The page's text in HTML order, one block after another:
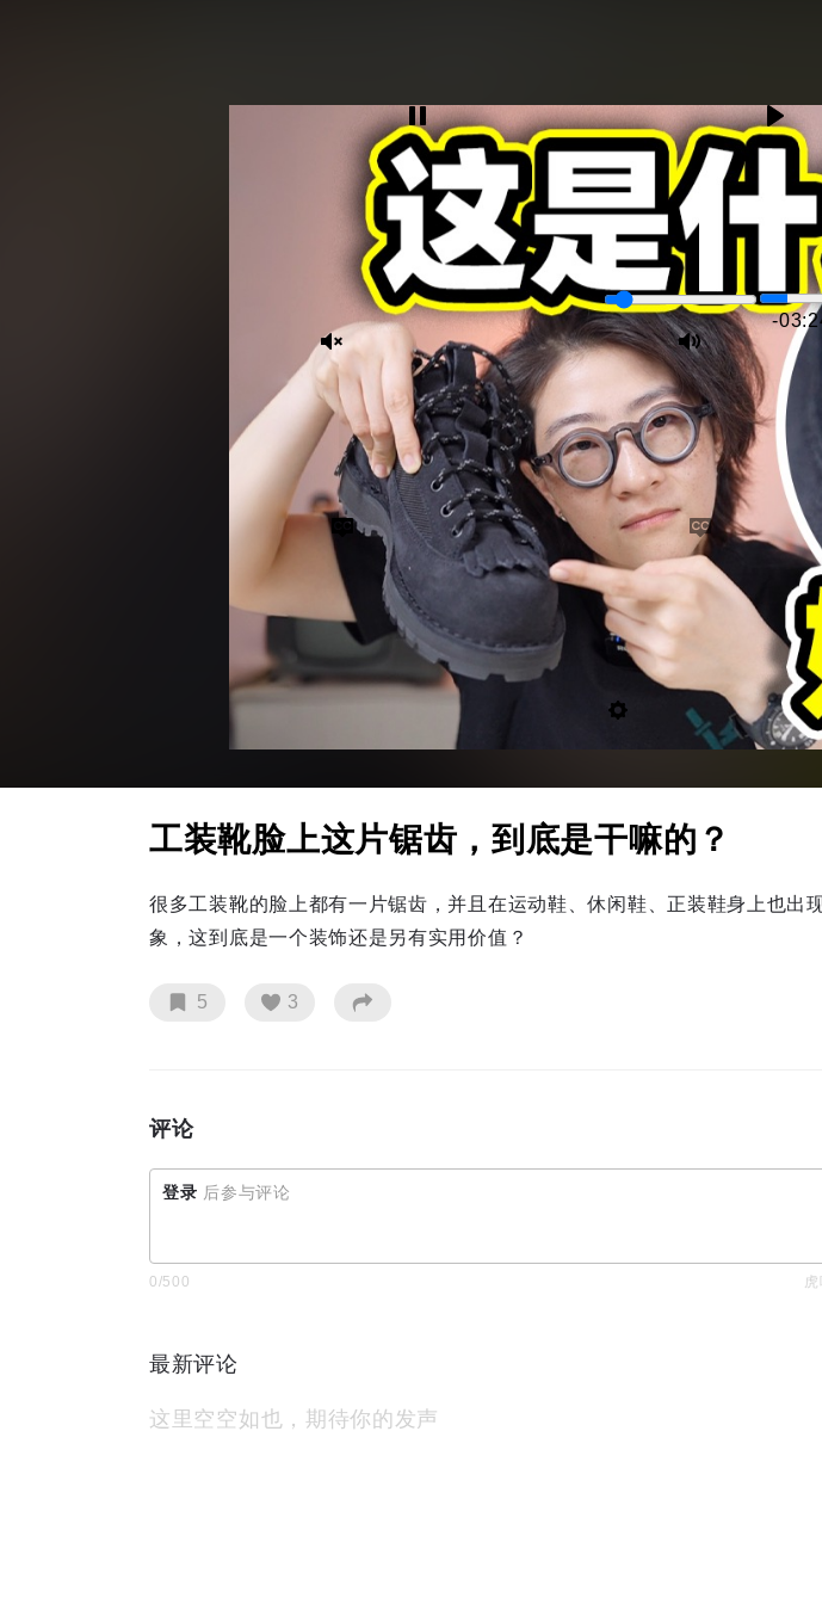
-
工装靴脸上这片锯齿，到底是干嘛的？
很多工装靴的脸上都有一片锯齿，并且在运动鞋、休闲鞋、正装鞋身上也出
象，这到底是一个装饰还是另有实用价值？
5 3
评论
登录 后参与评论
0/500
最新评论
这里空空如也，期待你的发声